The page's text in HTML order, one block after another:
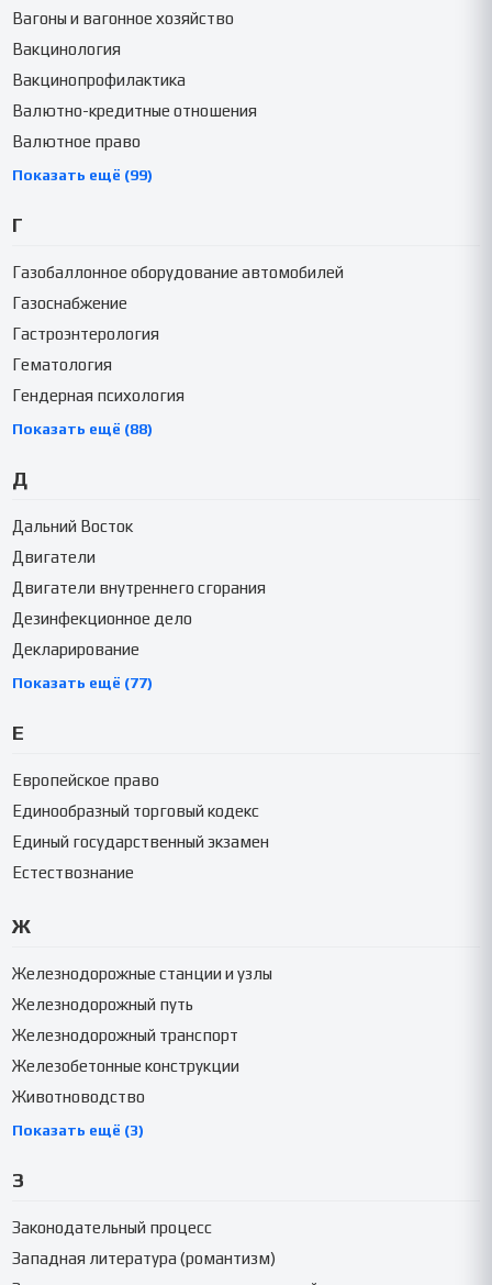
Вагоны и вагонное хозяйство
Вакцинология
Вакцинопрофилактика
Валютно-кредитные отношения
Валютное право
Показать ещё (99)
Г
Газобаллонное оборудование автомобилей
Газоснабжение
Гастроэнтерология
Гематология
Гендерная психология
Показать ещё (88)
Д
Дальний Восток
Двигатели
Двигатели внутреннего сгорания
Дезинфекционное дело
Декларирование
Показать ещё (77)
Е
Европейское право
Единообразный торговый кодекс
Единый государственный экзамен
Естествознание
Ж
Железнодорожные станции и узлы
Железнодорожный путь
Железнодорожный транспорт
Железобетонные конструкции
Животноводство
Показать ещё (3)
З
Законодательный процесс
Западная литература (романтизм)